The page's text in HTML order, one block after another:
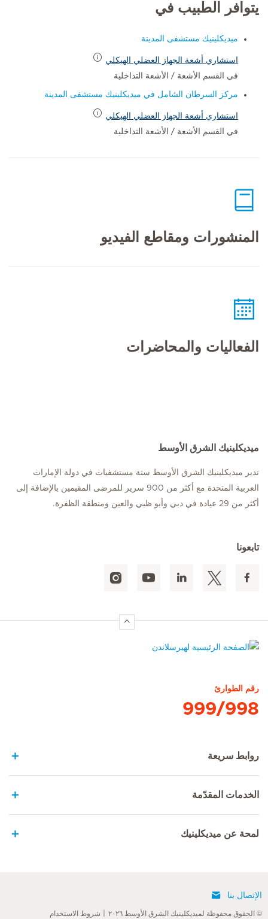
يتوافر الطبيب في
ميديكلينيك مستشفى المدينة
استشاري أشعة الجهاز العضلي الهيكلي
في القسم الأشعة / الأشعة التداخلية
مركز السرطان الشامل في ميديكلينيك مستشفى المدينة
استشاري أشعة الجهاز العضلي الهيكلي
في القسم الأشعة / الأشعة التداخلية
المنشورات ومقاطع الفيديو
الفعاليات والمحاضرات
ميديكلينيك الشرق الأوسط
تدير ميديكلينيك الشرق الأوسط ستة مستشفيات في دولة الإمارات
العربية المتحدة مع أكثر من 900 سرير للمرضى المقيمين بالإضافة إلى
أكثر من 29 عيادة في دبي وأبو ظبي والعين ومنطقة الظفرة.
تابعونا
رقم الطوارئ
999/998
روابط سريعة
الخدمات المقدّمة
لمحة عن ميديكلينيك
الإتصال بنا
© الحقوق محفوظة لميديكلينيك الشرق الأوسط ٢٠٢٦ شروط الاستخدام